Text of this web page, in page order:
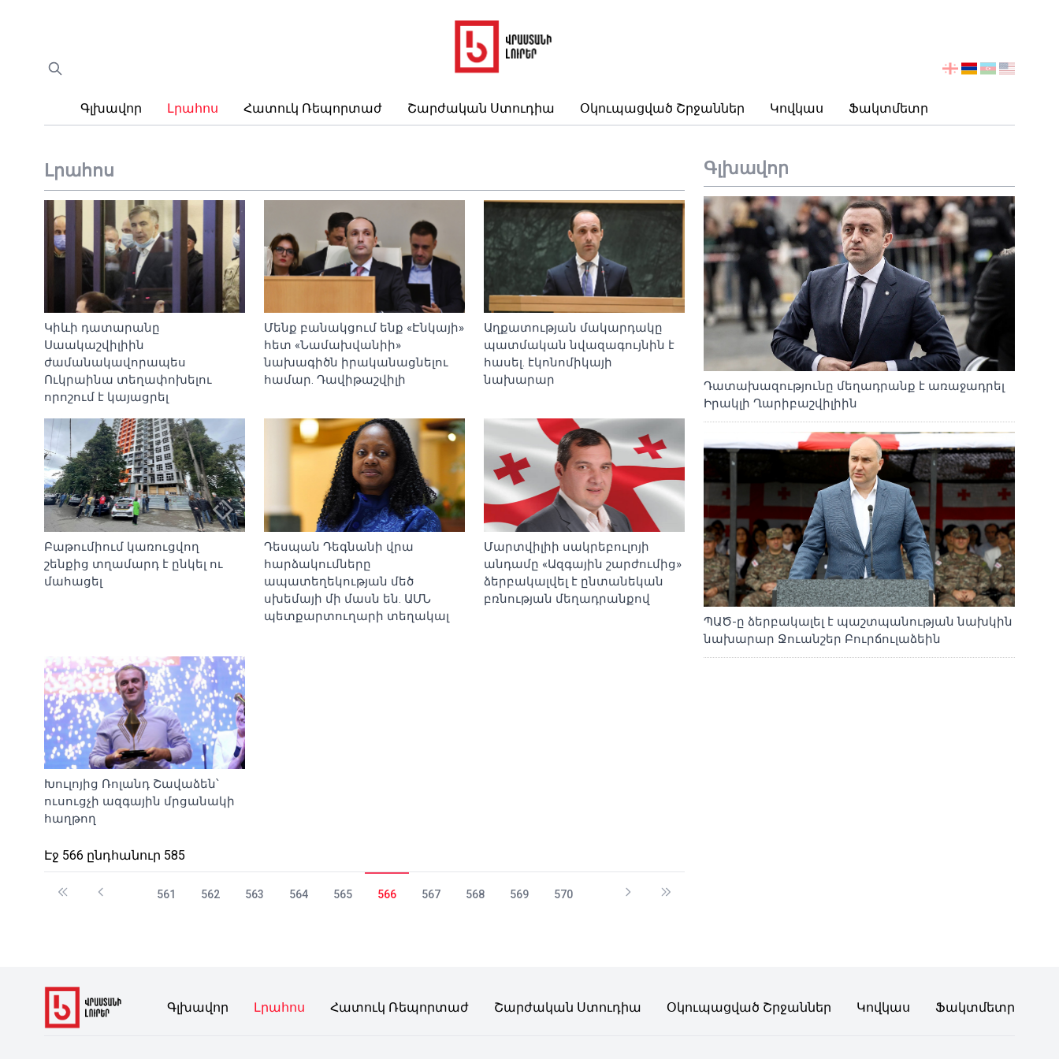
Գլխավոր Լրահոս Հատուկ Ռեպորտաժ Շարժական Ստուդիա Օկուպացված Շրջաններ Կովկաս Ֆակտմետր
აირჩიეთ
Լրահոս
Կիևի դատարանը
Սաակաշվիլիին
ժամանակավորապես
Ուկրաինա տեղափոխելու
որոշում է կայացրել
Մենք բանակցում ենք «Էնկայի»
հետ «Նամախվանիի»
նախագիծն իրականացնելու
համար. Դավիթաշվիլի
Աղքատության մակարդակը
պատմական նվազագույնին է
հասել. էկոնոմիկայի
նախարար
Բաթումիում կառուցվող
շենքից տղամարդ է ընկել ու
մահացել
Դեսպան Դեգնանի վրա
հարձակումները
ապատեղեկության մեծ
սխեմայի մի մասն են. ԱՄՆ
պետքարտուղարի տեղակալ
Մարտվիլիի սակրեբուլոյի
անդամը «Ազգային շարժումից»
ձերբակալվել է ընտանեկան
բռնության մեղադրանքով
Խուլոյից Ռոլանդ Շավաձեն՝
ուսուցչի ազգային մրցանակի
հաղթող
Էջ 566 ընդհանուր 585
561 562 563 564 565 566 567 568 569 570
Գլխավոր
Դատախազությունը մեղադրանք է առաջադրել
Իրակլի Ղարիբաշվիլիին
ՊԱԾ-ը ձերբակալել է պաշտպանության նախկին
նախարար Ջուանշեր Բուրճուլաձեին
Գլխավոր Լրահոս Հատուկ Ռեպորտաժ Շարժական Ստուդիա Օկուպացված Շրջաններ Կովկաս Ֆակտմետր